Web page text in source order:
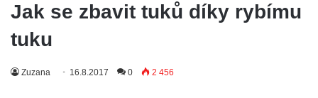
Jak se zbavit tuků díky rybímu
tuku
Zuzana 16.8.2017 0 2 456